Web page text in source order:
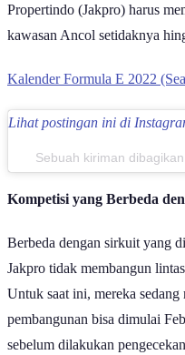
Propertindo (Jakpro) harus
kawasan Ancol setidaknya
Kalender Formula E 2022
Lihat postingan ini di
Sebuah kiriman
Kompetisi yang Berbeda
Berbeda dengan sirkuit yang
Jakpro tidak membangun
Untuk saat ini, mereka
pembangunan bisa dimulai
sebelum dilakukan